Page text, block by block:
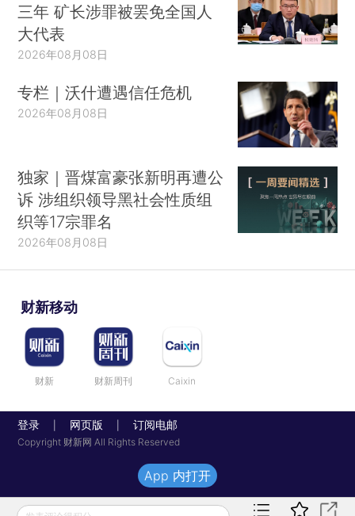
三年 矿长涉罪被罢免全国人
大代表
2026年08月08日
专栏｜沃什遭遇信任危机
2026年08月08日
独家｜晋煤富豪张新明再遭公
诉 涉组织领导黑社会性质组
织等17宗罪名
2026年08月08日
财新移动
财新 财新周刊 Caixin
登录 网页版 订阅电邮
Copyright 财新网 All Rights Reserved
App 内打开